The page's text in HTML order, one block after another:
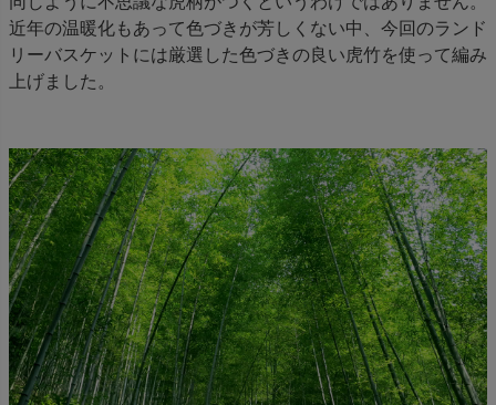
近年の温暖化もあって色づきが芳しくない中、今回のランド
リーバスケットには厳選した色づきの良い虎竹を使って編み
上げました。